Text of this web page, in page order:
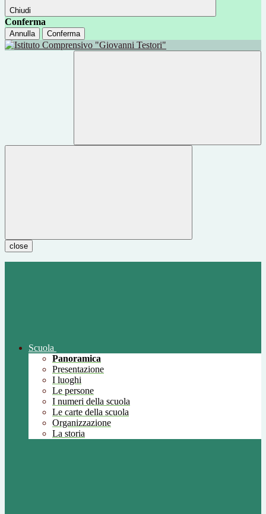
Chiudi
Conferma
Annulla Conferma
close
Scuola
Panoramica
Presentazione
I luoghi
Le persone
I numeri della scuola
Le carte della scuola
Organizzazione
La storia